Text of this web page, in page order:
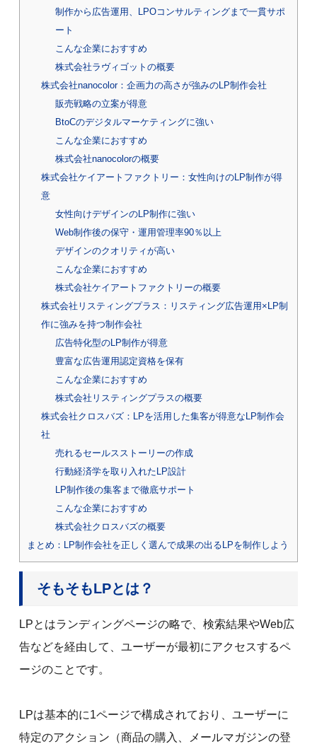
制作から広告運用、LPOコンサルティングまで一貫サポ
ート
こんな企業におすすめ
株式会社ラヴィゴットの概要
株式会社nanocolor：企画力の高さが強みのLP制作会社
販売戦略の立案が得意
BtoCのデジタルマーケティングに強い
こんな企業におすすめ
株式会社nanocolorの概要
株式会社ケイアートファクトリー：女性向けのLP制作が得
意
女性向けデザインのLP制作に強い
Web制作後の保守・運用管理率90％以上
デザインのクオリティが高い
こんな企業におすすめ
株式会社ケイアートファクトリーの概要
株式会社リスティングプラス：リスティング広告運用×LP制
作に強みを持つ制作会社
広告特化型のLP制作が得意
豊富な広告運用認定資格を保有
こんな企業におすすめ
株式会社リスティングプラスの概要
株式会社クロスバズ：LPを活用した集客が得意なLP制作会
社
売れるセールスストーリーの作成
行動経済学を取り入れたLP設計
LP制作後の集客まで徹底サポート
こんな企業におすすめ
株式会社クロスバズの概要
まとめ：LP制作会社を正しく選んで成果の出るLPを制作しよう
そもそもLPとは？
LPとはランディングページの略で、検索結果やWeb広
告などを経由して、ユーザーが最初にアクセスするペ
ージのことです。
LPは基本的に1ページで構成されており、ユーザーに
特定のアクション（商品の購入、メールマガジンの登